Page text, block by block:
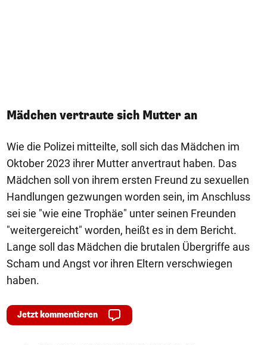
Mädchen vertraute sich Mutter an
Wie die Polizei mitteilte, soll sich das Mädchen im
Oktober 2023 ihrer Mutter anvertraut haben. Das
Mädchen soll von ihrem ersten Freund zu sexuellen
Handlungen gezwungen worden sein, im Anschluss
sei sie "wie eine Trophäe" unter seinen Freunden
"weitergereicht" worden, heißt es in dem Bericht.
Lange soll das Mädchen die brutalen Übergriffe aus
Scham und Angst vor ihren Eltern verschwiegen
haben.
Jetzt kommentieren